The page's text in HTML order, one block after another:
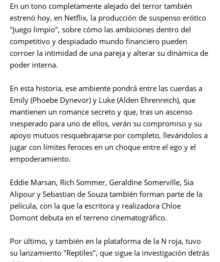
En un tono completamente alejado del terror también
estrenó hoy, en Netflix, la producción de suspenso erótico
"Juego limpio", sobre cómo las ambiciones dentro del
competitivo y despiadado mundo financiero pueden
corroer la intimidad de una pareja y alterar su dinámica de
poder interna.
En esta historia, ese ambiente pondrá entre las cuerdas a
Emily (Phoebe Dynevor) y Luke (Alden Ehrenreich), que
mantienen un romance secreto y que, tras un ascenso
inesperado para uno de ellos, verán su compromiso y su
apoyo mutuos resquebrajarse por completo, llevándolos a
jugar con límites feroces en un choque entre el ego y el
empoderamiento.
Eddie Marsan, Rich Sommer, Geraldine Somerville, Sia
Alipour y Sebastian de Souza también forman parte de la
película, con la que la escritora y realizadora Chloe
Domont debuta en el terreno cinematográfico.
Por último, y también en la plataforma de la N roja, tuvo
su lanzamiento "Reptiles", que sigue la investigación detrás